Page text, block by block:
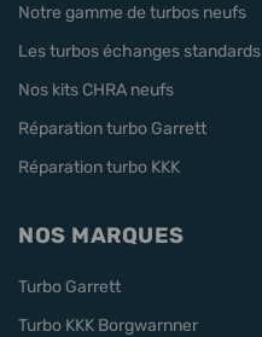
Notre gamme de turbos neufs
Les turbos échanges standards
Nos kits CHRA neufs
Réparation turbo Garrett
Réparation turbo KKK
NOS MARQUES
Turbo Garrett
Turbo KKK Borgwarnner